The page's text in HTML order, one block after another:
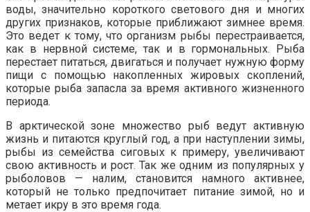
воды, значительно короткого светового дня и многих
других признаков, которые приближают зимнее время.
Это ведет к тому, что организм рыбы перестраивается,
как в нервной системе, так и в гормональных. Рыба
перестает питаться, двигаться и получает нужную форму
пищи с помощью накопленных жировых скоплений,
которые рыба запасла за время активного жизненного
периода.
В арктической зоне множество рыб ведут активную
жизнь и питаются круглый год, а при наступлении зимы,
рыбы из семейства сиговых к примеру, увеличивают
свою активность и рост. Так же одним из популярных у
рыболовов — налим, становится намного активнее,
который не только предпочитает питание зимой, но и
метает икру в это время года.